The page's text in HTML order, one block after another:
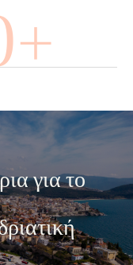
για το